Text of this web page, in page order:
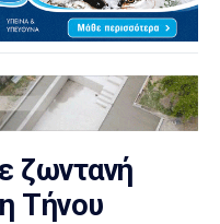
ζωντανή
Τήνου